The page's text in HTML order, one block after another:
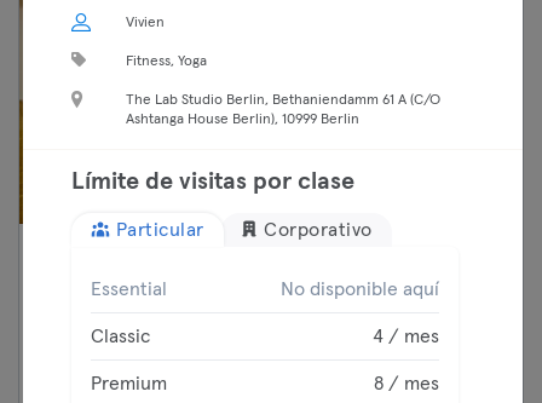
Premium
Danza
Vivien
Fitness, Yoga
The Lab Studio Berlin, Bethaniendamm 61 A (C/O
Ashtanga House Berlin), 10999 Berlin
Límite de visitas por clase
Particular Corporativo
Essential No disponible aquí
Classic 4 / mes
Premium 8 / mes